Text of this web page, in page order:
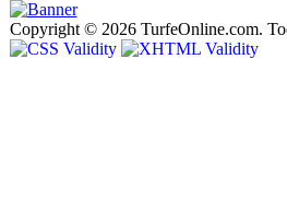
Copyright © 2026 TurfeOnline.com.